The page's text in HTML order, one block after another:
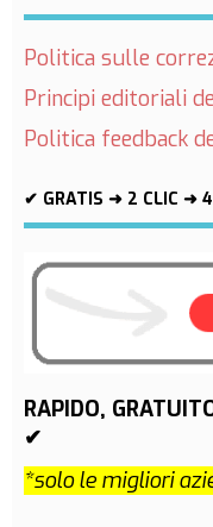
Politica sulle
Principi editoriali
Politica feedback
✔ GRATIS ➜ 2 CLIC ➜
RAPIDO,
✔
*solo le migliori